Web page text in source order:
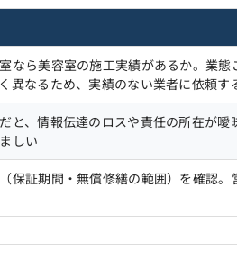
なら美容室の施工実績があるか。業態
異なるため、実績のない業者に依頼す
と、情報伝達のロスや責任の所在が
しい
保証期間・無償修繕の範囲）を確認